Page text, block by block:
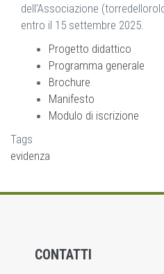
dell’Associazione (
entro il 15 settembre 2025.
Progetto didattico
Programma generale
Brochure
Manifesto
Modulo di iscrizione
Tags
evidenza
CONTATTI